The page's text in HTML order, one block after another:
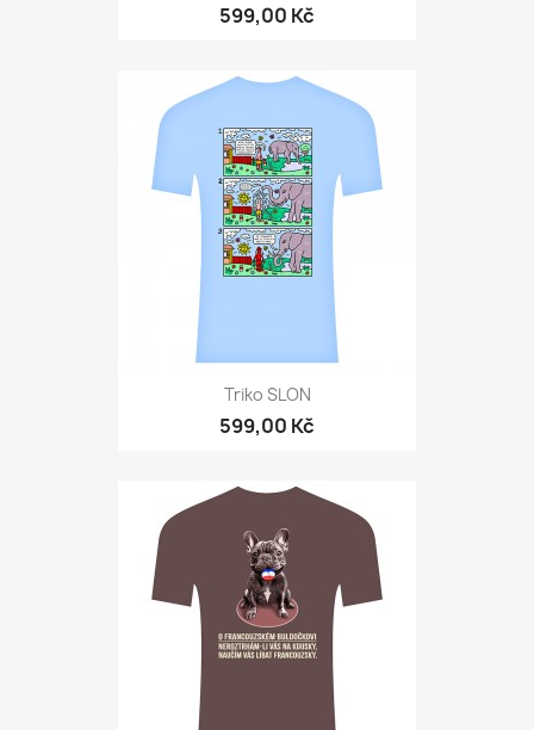
599,00 Kč
Triko SLON
599,00 Kč